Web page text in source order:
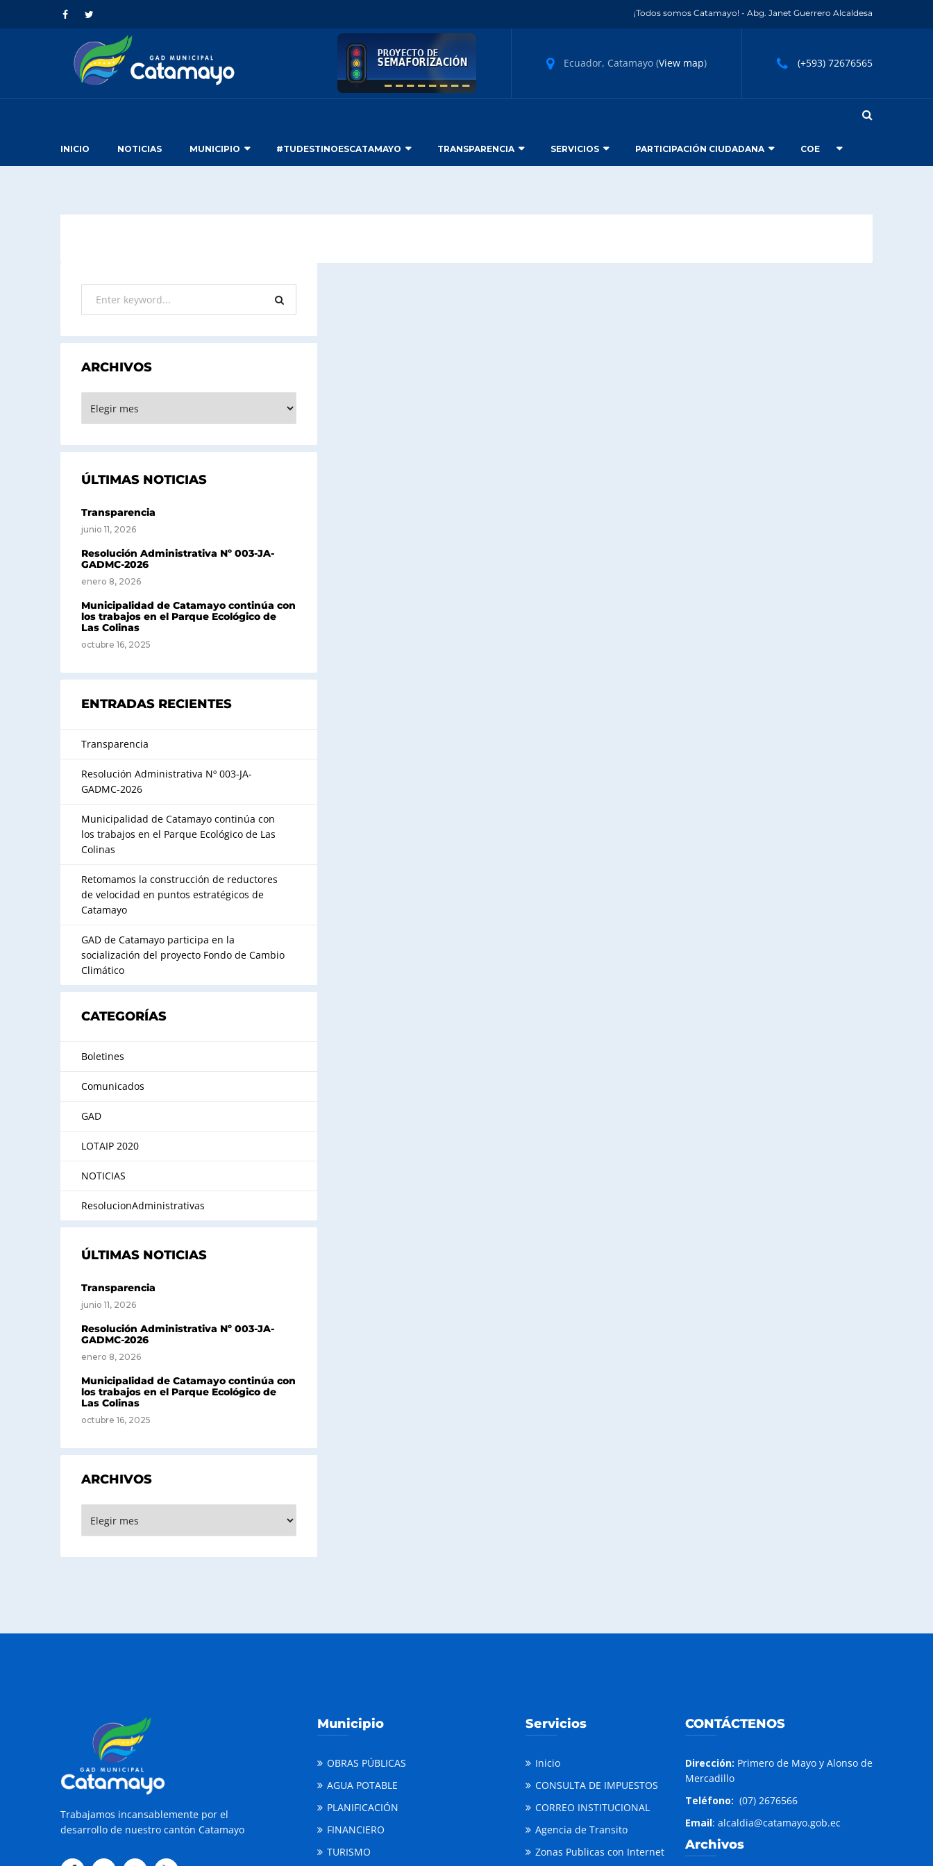
¡Todos somos Catamayo! - Abg. Janet Guerrero Alcaldesa
Ecuador, Catamayo (View map) (+593) 72676565
INICIO NOTICIAS MUNICIPIO #TUDESTINOESCATAMAYO TRANSPARENCIA SERVICIOS PARTICIPACIÓN CIUDADANA COE
ARCHIVOS
ÚLTIMAS NOTICIAS
Transparencia
junio 11, 2026
Resolución Administrativa Nº 003-JA-
GADMC-2026
enero 8, 2026
Municipalidad de Catamayo continúa con
los trabajos en el Parque Ecológico de
Las Colinas
octubre 16, 2025
ENTRADAS RECIENTES
Transparencia
Resolución Administrativa Nº 003-JA-
GADMC-2026
Municipalidad de Catamayo continúa con
los trabajos en el Parque Ecológico de Las
Colinas
Retomamos la construcción de reductores
de velocidad en puntos estratégicos de
Catamayo
GAD de Catamayo participa en la
socialización del proyecto Fondo de Cambio
Climático
CATEGORÍAS
Boletines
Comunicados
GAD
LOTAIP 2020
NOTICIAS
ResolucionAdministrativas
ÚLTIMAS NOTICIAS
Transparencia
junio 11, 2026
Resolución Administrativa Nº 003-JA-
GADMC-2026
enero 8, 2026
Municipalidad de Catamayo continúa con
los trabajos en el Parque Ecológico de
Las Colinas
octubre 16, 2025
ARCHIVOS
Trabajamos incansablemente por el
desarrollo de nuestro cantón Catamayo
Municipio
OBRAS PÚBLICAS
AGUA POTABLE
PLANIFICACIÓN
FINANCIERO
TURISMO
Servicios
Inicio
CONSULTA DE IMPUESTOS
CORREO INSTITUCIONAL
Agencia de Transito
Zonas Publicas con Internet
CONTÁCTENOS
Dirección: Primero de Mayo y Alonso de
Mercadillo
Teléfono: (07) 2676566
Email: alcaldia@catamayo.gob.ec
Archivos